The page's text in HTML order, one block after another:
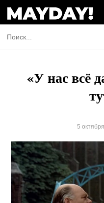
«У нас всё
5